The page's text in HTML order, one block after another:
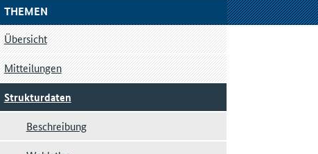
THEMEN
Übersicht
Mitteilungen
Strukturdaten
Beschreibung